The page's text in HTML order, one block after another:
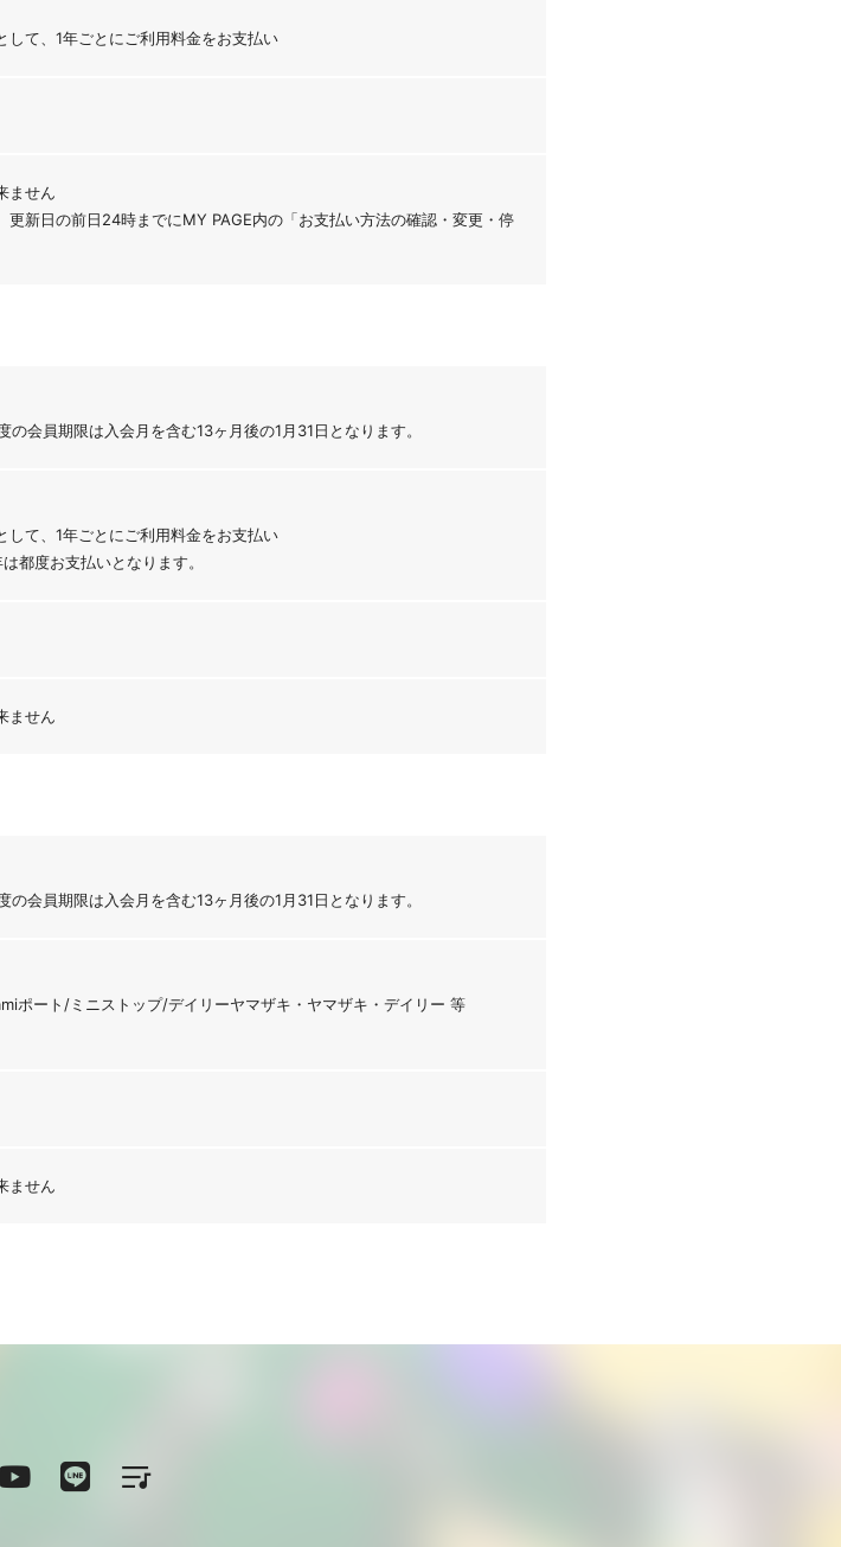
して、1年ごとにご利用料金をお支払い
ません
更新日の前日24時までにMY PAGE内の「お支払い方法の確認・変更・停
会員期限は入会月を含む13ヶ月後の1月31日となります。
して、1年ごとにご利用料金をお支払い
都度お支払いとなります。
ません
会員期限は入会月を含む13ヶ月後の1月31日となります。
ポート/ミニストップ/デイリーヤマザキ・ヤマザキ・デイリー 等
ません